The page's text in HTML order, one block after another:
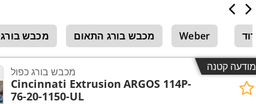
מכבש בורג מכבש בורג התאום Weber רוד
מודעה קטנה מכבש בורג כפול
Cincinnati Extrusion ARGOS 114P-
76-20-1150-UL